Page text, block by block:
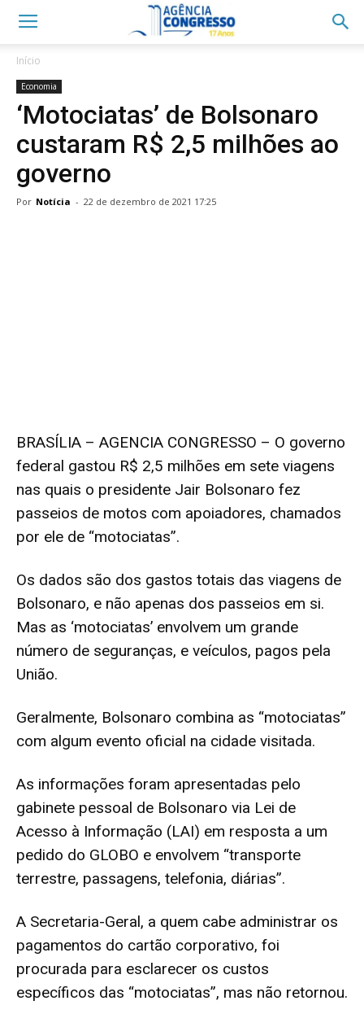
Início
Economia
‘Motociatas’ de Bolsonaro
custaram R$ 2,5 milhões ao
governo
Por Notícia - 22 de dezembro de 2021 17:25
BRASÍLIA – AGENCIA CONGRESSO – O governo
federal gastou R$ 2,5 milhões em sete viagens
nas quais o presidente Jair Bolsonaro fez
passeios de motos com apoiadores, chamados
por ele de “motociatas”.
Os dados são dos gastos totais das viagens de
Bolsonaro, e não apenas dos passeios em si.
Mas as ‘motociatas’ envolvem um grande
número de seguranças, e veículos, pagos pela
União.
Geralmente, Bolsonaro combina as “motociatas”
com algum evento oficial na cidade visitada.
As informações foram apresentadas pelo
gabinete pessoal de Bolsonaro via Lei de
Acesso à Informação (LAI) em resposta a um
pedido do GLOBO e envolvem “transporte
terrestre, passagens, telefonia, diárias”.
A Secretaria-Geral, a quem cabe administrar os
pagamentos do cartão corporativo, foi
procurada para esclarecer os custos
específicos das “motociatas”, mas não retornou.